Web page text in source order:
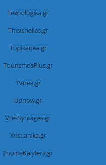
Texnologika.gr
Thisishellas.gr
Topikanea.gr
TourismosPlus.gr
TVnea.gr
Upnow.gr
VresSyntages.gr
Xristianika.gr
ZoumeKalytera.gr